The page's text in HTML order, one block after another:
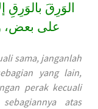
الوَرِقَ بالوَرِقِ
على بعض،
sama, janganlah
yang lain,
perak kecuali
atas